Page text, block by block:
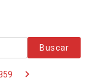
Buscar
chevron_right